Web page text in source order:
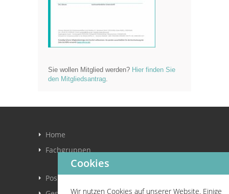
Sie wollen Mitglied werden? Hier finden Sie
den Mitgliedsantrag.
Home
Fachgruppen
Positionspapier
Cookies
Wir nutzen Cookies auf unserer Website. Einige